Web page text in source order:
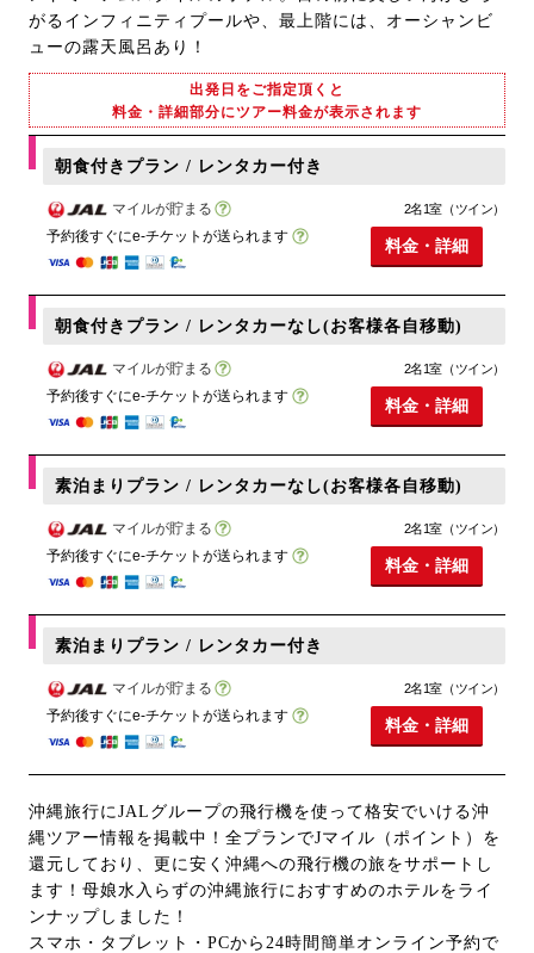
がるインフィニティプールや、最上階には、オーシャンビ
ューの露天風呂あり！
出発日をご指定頂くと
料金・詳細部分にツアー料金が表示されます
朝食付きプラン / レンタカー付き
マイルが貯まる
予約後すぐにe-チケットが送られます
2名1室（ツイン）
料金・詳細
朝食付きプラン / レンタカーなし(お客様各自移動)
マイルが貯まる
予約後すぐにe-チケットが送られます
2名1室（ツイン）
料金・詳細
素泊まりプラン / レンタカーなし(お客様各自移動)
マイルが貯まる
予約後すぐにe-チケットが送られます
2名1室（ツイン）
料金・詳細
素泊まりプラン / レンタカー付き
マイルが貯まる
予約後すぐにe-チケットが送られます
2名1室（ツイン）
料金・詳細
沖縄旅行にJALグループの飛行機を使って格安でいける沖
縄ツアー情報を掲載中！全プランでJマイル（ポイント）を
還元しており、更に安く沖縄への飛行機の旅をサポートし
ます！母娘水入らずの沖縄旅行におすすめのホテルをライ
ンナップしました！
スマホ・タブレット・PCから24時間簡単オンライン予約で